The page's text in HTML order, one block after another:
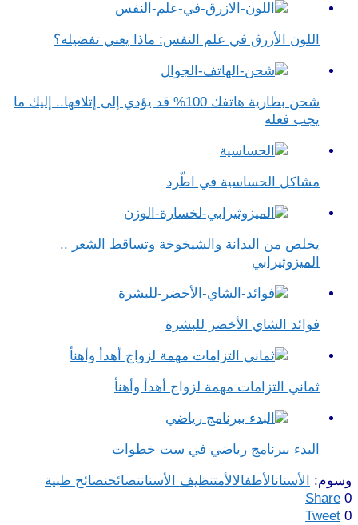
اللون الأزرق في علم النفس​: ماذا يعني تفضيله؟
شحن بطارية هاتفك 100% قد يؤدي إلى إتلافها.. إليك ما
يجب فعله
مشاكل الحساسية في اطّرد
يخلص من البدانة والشيخوخة وتساقط الشعر ..
الميزوثيرابي
فوائد الشاي الأخضر للبشرة
ثماني التزامات مهمة لزواج أهدأ وأهنأ
البدء ببرنامج رياضي في ست خطوات
وسوم: الأسنانالأطفالالأمتنظيف الأسناننصائحنصائح طبية
Share 0
Tweet 0